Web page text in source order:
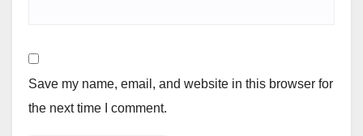
Save my name, email, and website in this browser for
the next time I comment.